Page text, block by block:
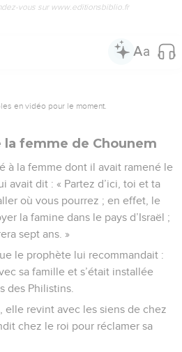
vous sur www.editionsbiblio.fr
en vidéo pour le moment.
femme de Chounem
à la femme dont il avait ramené le
avait dit : « Partez d’ici, toi et ta
où vous pourrez ; en effet, le
la famine dans le pays d’Israël ;
sept ans. »
le prophète lui recommandait :
sa famille et s’était installée
des Philistins.
elle revint avec les siens de chez
chez le roi pour réclamer sa